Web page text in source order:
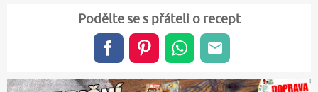
Podělte se s přáteli o recept